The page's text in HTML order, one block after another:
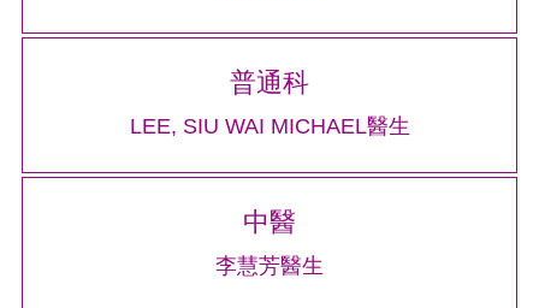
普通科
LEE, SIU WAI MICHAEL醫生
中醫
李慧芳醫生